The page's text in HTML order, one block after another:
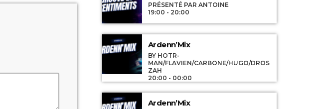
PRÉSENTÉ PAR ANTOINE
19:00 - 20:00
Ardenn’Mix
BY HOTR-
MAN/FLAVIEN/CARBONE/HUGO/DROS
ZAH
20:00 - 00:00
Ardenn’Mix